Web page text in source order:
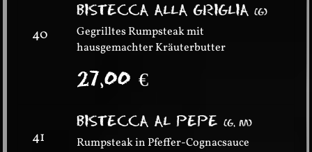
40
BISTECCA ALLA GRIGLIA(G)
Gegrilltes Rumpsteak mit
hausgemachter Kräuterbutter
27,00€
41
BISTECCA AL PEPE(G, M)
Rumpsteak in Pfeffer-Cognacsauce